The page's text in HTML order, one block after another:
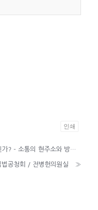
인쇄
(4.17) ‘한국사회, ‘소통’ 무엇이 문제인가? - 소통의 현주소와 방향 찾기‘ 토론회 / 한국소통학회
공청회 / 전병헌의원실 »